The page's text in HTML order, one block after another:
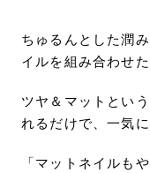
ちゅるんとした潤
イルを組み合わせた
ツヤ＆マットとい
れるだけで、一気
「マットネイルも